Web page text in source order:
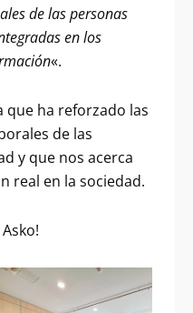
de las personas
en los
«.
que ha reforzado las
de las
y que nos acerca
real en la sociedad.